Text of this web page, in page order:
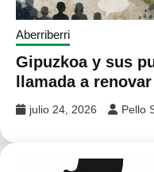
Aberriberri
Gipuzkoa y sus
llamada a
julio 24, 2026 Pello